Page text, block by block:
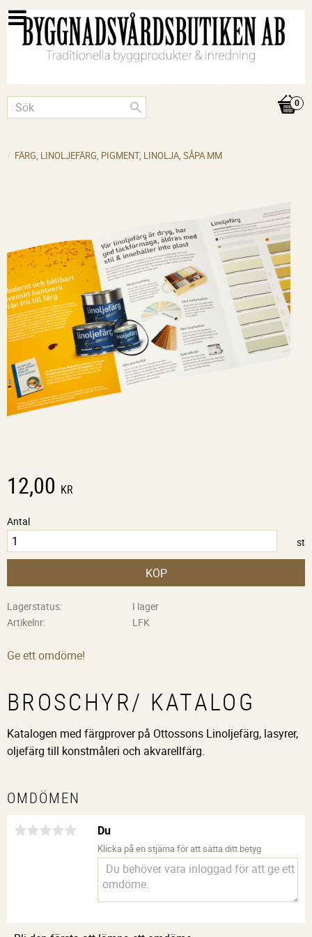
FÄRG, LINOLJEFÄRG, PIGMENT, LINOLJA, SÅPA MM
12,00 KR
Antal
st
KÖP
Lagerstatus
I lager
Artikelnr
LFK
Ge ett omdöme!
BROSCHYR/ KATALOG
Katalogen med färgprover på Ottossons Linoljefärg, lasyrer,
oljefärg till konstmåleri och akvarellfärg.
OMDÖMEN
Du
Klicka på en stjärna för att sätta ditt betyg